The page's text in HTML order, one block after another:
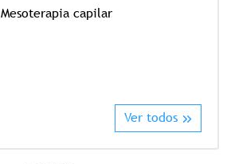
Mesoterapia capilar
Ver todos